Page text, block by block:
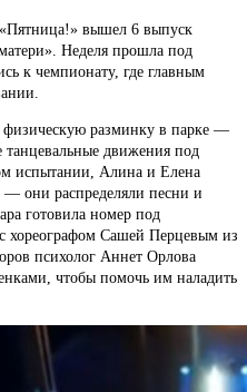
«Пятница!» вышел 6 выпуск
Неделя прошла под
к чемпионату, где главным
физическую разминку в парке —
движения под
испытании, Алина и Елена
они распределяли песни и
готовила номер под
хореографом Сашей Перцевым из
психолог Аннет Орлова
чтобы помочь им наладить